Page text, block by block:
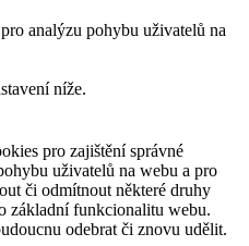
analýzu pohybu uživatelů na
níže.
pro zajištění správné
uživatelů na webu a pro
či odmítnout některé druhy
základní funkcionalitu webu.
odebrat či znovu udělit.